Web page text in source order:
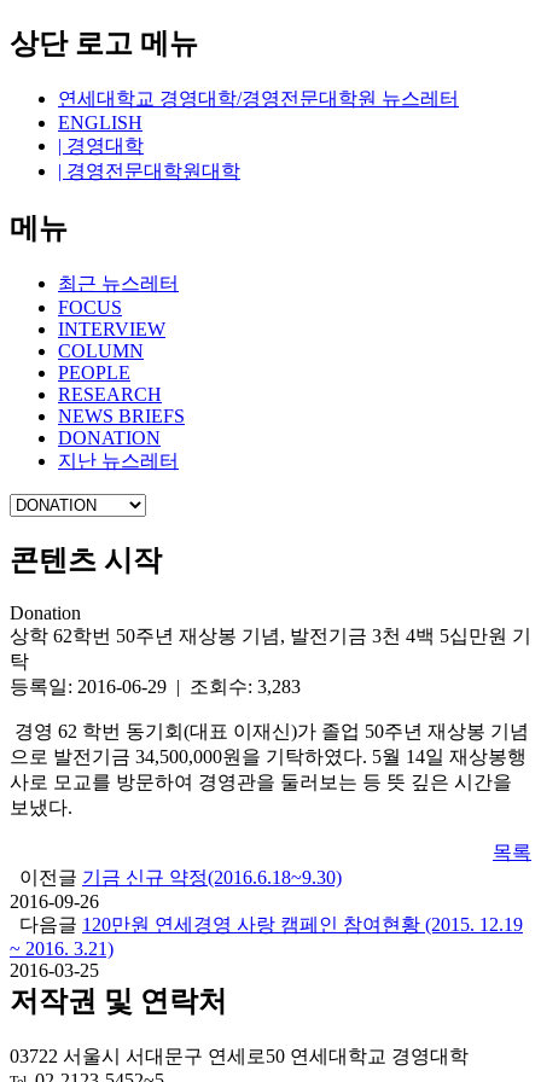
상단 로고 메뉴
연세대학교 경영대학/경영전문대학원 뉴스레터
ENGLISH
| 경영대학
| 경영전문대학원대학
메뉴
최근 뉴스레터
FOCUS
INTERVIEW
COLUMN
PEOPLE
RESEARCH
NEWS BRIEFS
DONATION
지난 뉴스레터
콘텐츠 시작
Donation
상학 62학번 50주년 재상봉 기념, 발전기금 3천 4백 5십만원 기
탁
등록일: 2016-06-29 | 조회수: 3,283
경영 62 학번 동기회(대표 이재신)가 졸업 50주년 재상봉 기념
으로 발전기금 34,500,000원을 기탁하였다. 5월 14일 재상봉행
사로 모교를 방문하여 경영관을 둘러보는 등 뜻 깊은 시간을
보냈다.
목록
이전글 기금 신규 약정(2016.6.18~9.30)
2016-09-26
다음글 120만원 연세경영 사랑 캠페인 참여현황 (2015. 12.19
~ 2016. 3.21)
2016-03-25
저작권 및 연락처
03722 서울시 서대문구 연세로50 연세대학교 경영대학